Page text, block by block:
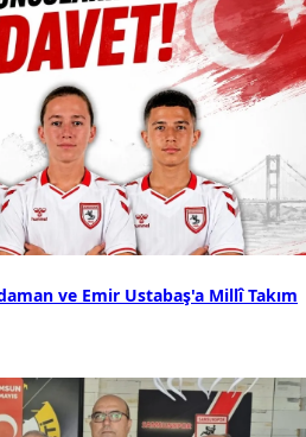
ve Emir Ustabaş'a Millî Takım